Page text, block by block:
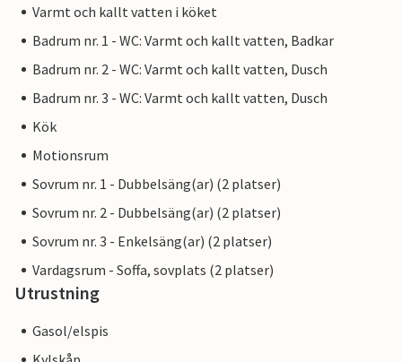
Varmt och kallt vatten i köket
Badrum nr. 1 - WC: Varmt och kallt vatten, Badkar
Badrum nr. 2 - WC: Varmt och kallt vatten, Dusch
Badrum nr. 3 - WC: Varmt och kallt vatten, Dusch
Kök
Motionsrum
Sovrum nr. 1 - Dubbelsäng(ar) (2 platser)
Sovrum nr. 2 - Dubbelsäng(ar) (2 platser)
Sovrum nr. 3 - Enkelsäng(ar) (2 platser)
Vardagsrum - Soffa, sovplats (2 platser)
Utrustning
Gasol/elspis